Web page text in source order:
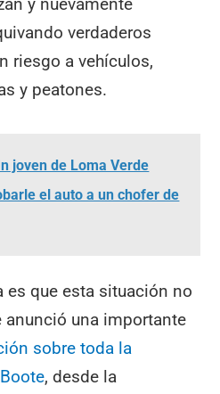
verdaderos
riesgo a vehículos,
y peatones.
joven de Loma Verde
el auto a un chofer de
es que esta situación no
anunció una importante
sobre toda la
, desde la